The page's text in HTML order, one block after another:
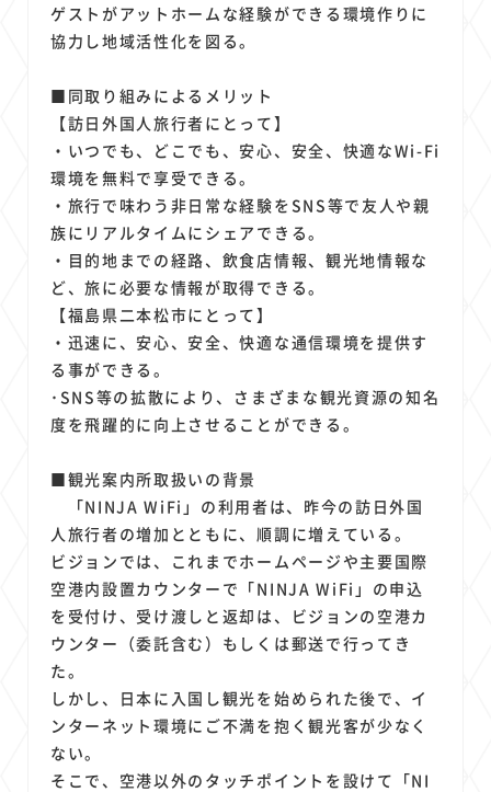
ゲストがアットホームな経験ができる環境作りに
協力し地域活性化を図る。
■同取り組みによるメリット
【訪日外国人旅行者にとって】
・いつでも、どこでも、安心、安全、快適なWi-Fi
環境を無料で享受できる。
・旅行で味わう非日常な経験をSNS等で友人や親
族にリアルタイムにシェアできる。
・目的地までの経路、飲食店情報、観光地情報な
ど、旅に必要な情報が取得できる。
【福島県二本松市にとって】
・迅速に、安心、安全、快適な通信環境を提供す
る事ができる。
･SNS等の拡散により、さまざまな観光資源の知名
度を飛躍的に向上させることができる。
■観光案内所取扱いの背景
「NINJA WiFi」の利用者は、昨今の訪日外国
人旅行者の増加とともに、順調に増えている。
ビジョンでは、これまでホームページや主要国際
空港内設置カウンターで「NINJA WiFi」の申込
を受付け、受け渡しと返却は、ビジョンの空港カ
ウンター（委託含む）もしくは郵送で行ってき
た。
しかし、日本に入国し観光を始められた後で、イ
ンターネット環境にご不満を抱く観光客が少なく
ない。
そこで、空港以外のタッチポイントを設けて「NI